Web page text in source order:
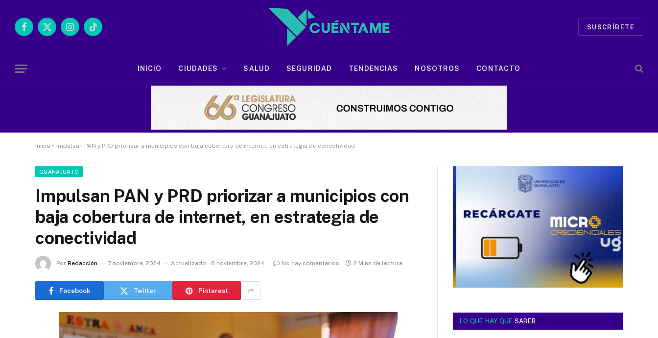
Facebook
X
InstagramTikTok
SUSCRÍBETE
INICIO CIUDADES SALUD SEGURIDAD TENDENCIAS NOSOTROS CONTACTO
Inicio » Impulsan PAN y PRD priorizar a municipios con baja cobertura de internet, en estrategia de conectividad
GUANAJUATO
Impulsan PAN y PRD priorizar a municipios con
baja cobertura de internet, en estrategia de
conectividad
Por Redacción 7 noviembre, 2024 Actualizado: 8 noviembre, 2024 No hay comentarios 2 Mins de lectura
Facebook Twitter Pinterest
LO QUE HAY QUE SABER